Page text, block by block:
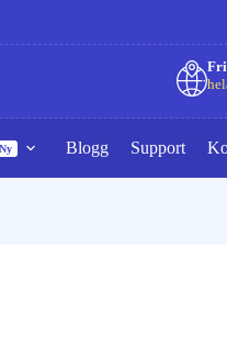
Ny Blogg Support